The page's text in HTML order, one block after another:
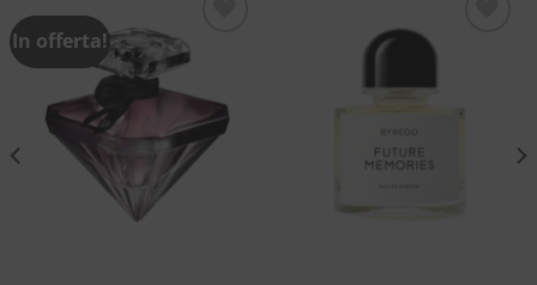
In offerta!
Aggiungi
dei
desideri
desideri